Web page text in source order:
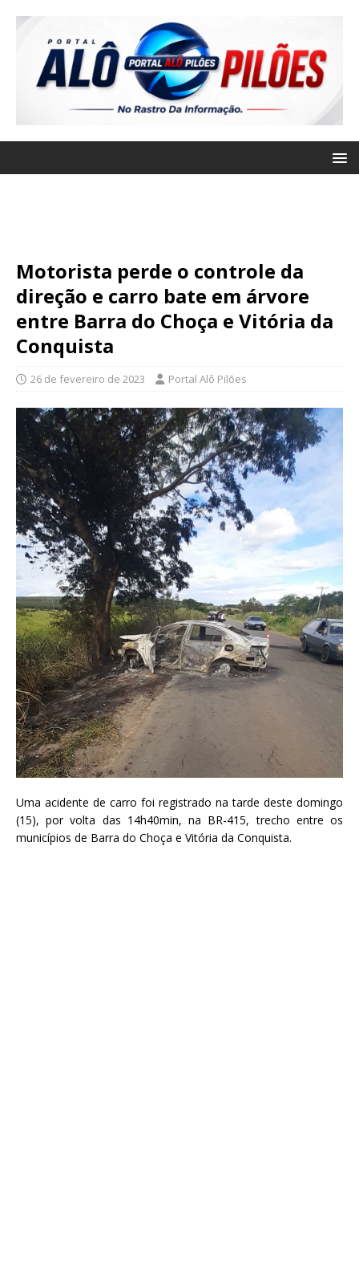
Motorista perde o controle da
direção e carro bate em árvore
entre Barra do Choça e Vitória da
Conquista
26 de fevereiro de 2023 Portal Alô Pilões
Uma acidente de carro foi registrado na tarde deste domingo
(15), por volta das 14h40min, na BR-415, trecho entre os
municípios de Barra do Choça e Vitória da Conquista.